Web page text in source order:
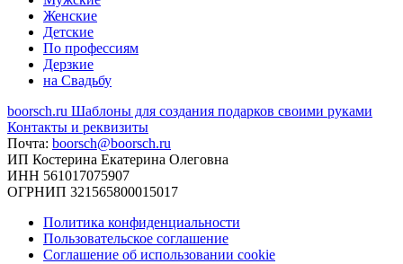
Женские
Детские
По профессиям
Дерзкие
на Свадьбу
boorsch.ru Шаблоны для создания подарков своими руками
Контакты и реквизиты
Почта: boorsch@boorsch.ru
ИП Костерина Екатерина Олеговна
ИНН 561017075907
ОГРНИП 321565800015017
Политика конфиденциальности
Пользовательское соглашение
Соглашение об использовании cookie